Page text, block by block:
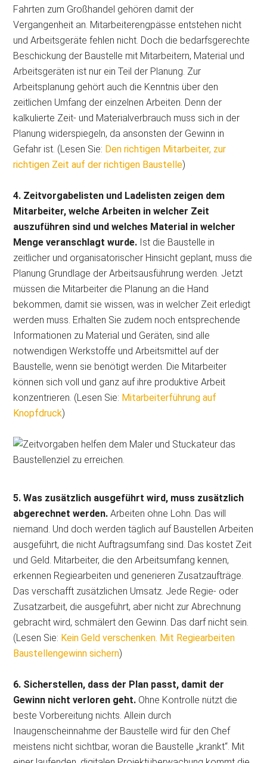
Fahrten zum Großhandel gehören damit der
Vergangenheit an. Mitarbeiterengpässe entstehen nicht
und Arbeitsgeräte fehlen nicht. Doch die bedarfsgerechte
Beschickung der Baustelle mit Mitarbeitern, Material und
Arbeitsgeräten ist nur ein Teil der Planung. Zur
Arbeitsplanung gehört auch die Kenntnis über den
zeitlichen Umfang der einzelnen Arbeiten. Denn der
kalkulierte Zeit- und Materialverbrauch muss sich in der
Planung widerspiegeln, da ansonsten der Gewinn in
Gefahr ist. (Lesen Sie: Den richtigen Mitarbeiter, zur
richtigen Zeit auf der richtigen Baustelle)
4. Zeitvorgabelisten und Ladelisten zeigen dem
Mitarbeiter, welche Arbeiten in welcher Zeit
auszuführen sind und welches Material in welcher
Menge veranschlagt wurde. Ist die Baustelle in
zeitlicher und organisatorischer Hinsicht geplant, muss die
Planung Grundlage der Arbeitsausführung werden. Jetzt
müssen die Mitarbeiter die Planung an die Hand
bekommen, damit sie wissen, was in welcher Zeit erledigt
werden muss. Erhalten Sie zudem noch entsprechende
Informationen zu Material und Geräten, sind alle
notwendigen Werkstoffe und Arbeitsmittel auf der
Baustelle, wenn sie benötigt werden. Die Mitarbeiter
können sich voll und ganz auf ihre produktive Arbeit
konzentrieren. (Lesen Sie: Mitarbeiterführung auf
Knopfdruck)
5. Was zusätzlich ausgeführt wird, muss zusätzlich
abgerechnet werden.Arbeiten ohne Lohn. Das will
niemand. Und doch werden täglich auf Baustellen Arbeiten
ausgeführt, die nicht Auftragsumfang sind. Das kostet Zeit
und Geld. Mitarbeiter, die den Arbeitsumfang kennen,
erkennen Regiearbeiten und generieren Zusatzaufträge.
Das verschafft zusätzlichen Umsatz. Jede Regie- oder
Zusatzarbeit, die ausgeführt, aber nicht zur Abrechnung
gebracht wird, schmälert den Gewinn. Das darf nicht sein.
(Lesen Sie: Kein Geld verschenken. Mit Regiearbeiten
Baustellengewinn sichern)
6. Sicherstellen, dass der Plan passt, damit der
Gewinn nicht verloren geht. Ohne Kontrolle nützt die
beste Vorbereitung nichts. Allein durch
Inaugenscheinnahme der Baustelle wird für den Chef
meistens nicht sichtbar, woran die Baustelle „krankt“. Mit